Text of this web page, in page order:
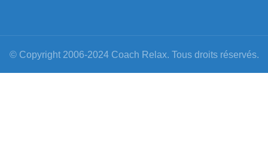
© Copyright 2006-2024 Coach Relax. Tous droits réservés.